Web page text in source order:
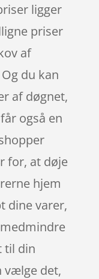
ligger
priser
af
du kan
af døgnet,
også en
for, at døje
hjem
dine varer,
til din
vælge det,